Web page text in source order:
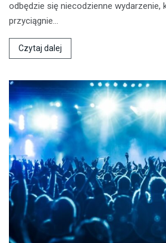
odbędzie się niecodzienne wydarzenie,
przyciągnie…
Czytaj dalej